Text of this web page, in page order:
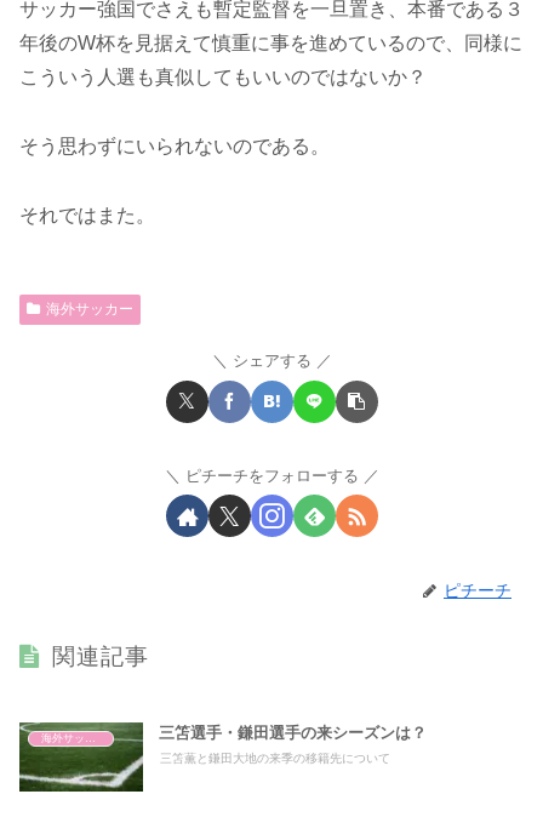
サッカー強国でさえも暫定監督を一旦置き、本番である３
年後のW杯を見据えて慎重に事を進めているので、同様に
こういう人選も真似してもいいのではないか？
そう思わずにいられないのである。
それではまた。
海外サッカー
シェアする
ピチーチをフォローする
ピチーチ
関連記事
海外サッカー 三笘選手・鎌田選手の来シーズンは？
三笘薫と鎌田大地の来季の移籍先について